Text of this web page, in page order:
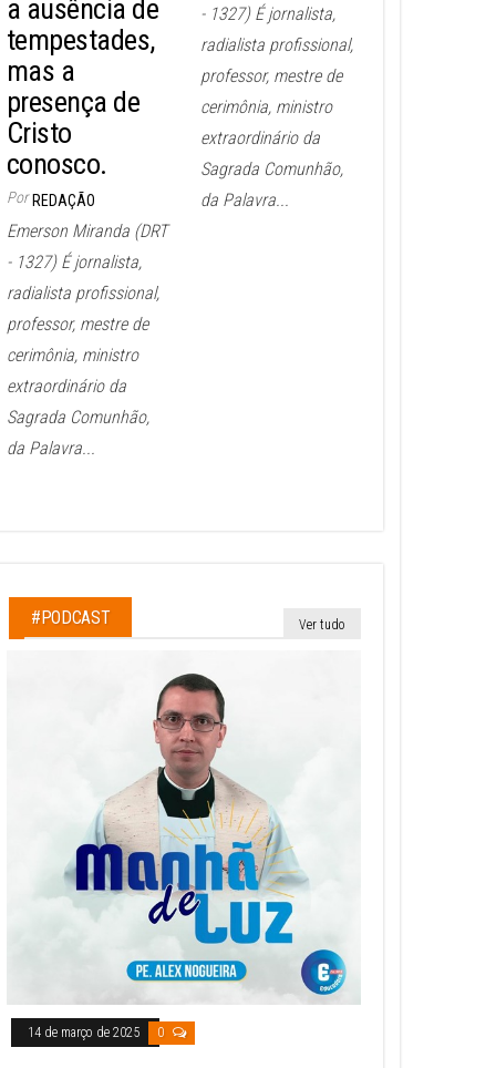
a ausência de
tempestades,
mas a
presença de
Cristo
conosco.
Por REDAÇÃO
Emerson Miranda (DRT
- 1327) É jornalista,
radialista profissional,
professor, mestre de
cerimônia, ministro
extraordinário da
Sagrada Comunhão,
da Palavra...
- 1327) É jornalista,
radialista profissional,
professor, mestre de
cerimônia, ministro
extraordinário da
Sagrada Comunhão,
da Palavra...
#PODCAST Ver tudo
14 de março de 2025 0